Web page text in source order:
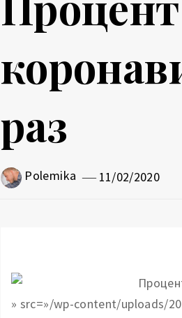
раз
Polemika 11/02/2020
» src=»/wp-content/uploads/